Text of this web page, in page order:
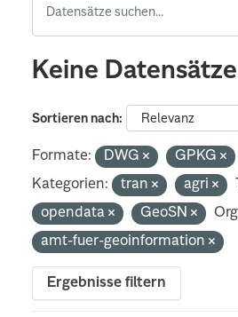
Keine
Sortieren nach
Formate: DWG GPKG
Kategorien:
tran agri
opendata
GeoSN
amt-fuer-geoinformation
Ergebnisse filtern